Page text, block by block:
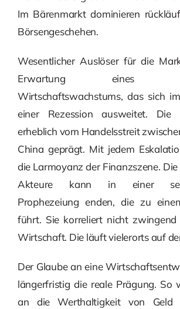
Im Bärenmarkt dominieren
Börsengeschehen.
Wesentlicher Auslöser für die
Erwartung eines
Wirtschaftswachstums, das sich
einer Rezession ausweitet. Die
erheblich vom Handelsstreit
China geprägt. Mit jedem
die Larmoyanz der Finanzszene.
Akteure kann in einer
Prophezeiung enden, die zu
führt. Sie korreliert nicht
Wirtschaft. Die läuft vielerorts auf
Der Glaube an eine
längerfristig die reale Prägung. So
an die Werthaltigkeit von Geld